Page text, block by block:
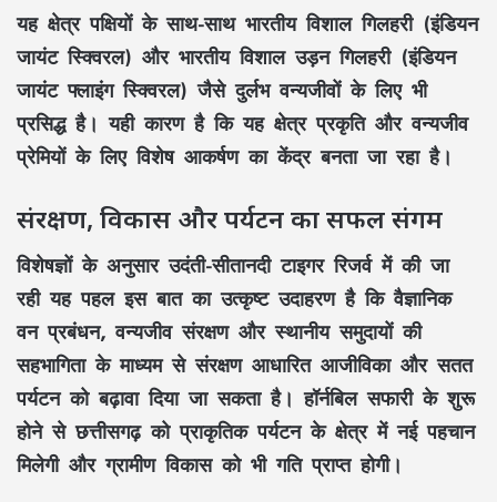
यह क्षेत्र पक्षियों के साथ-साथ भारतीय विशाल गिलहरी (इंडियन
जायंट स्क्विरल) और भारतीय विशाल उड़न गिलहरी (इंडियन
जायंट फ्लाइंग स्क्विरल) जैसे दुर्लभ वन्यजीवों के लिए भी
प्रसिद्ध है। यही कारण है कि यह क्षेत्रप्रकृति और वन्यजीव
प्रेमियोंके लिए विशेष आकर्षण का केंद्र बनता जा रहा है।
संरक्षण, विकास और पर्यटन का सफल संगम
विशेषज्ञों के अनुसारउदंती-सीतानदी टाइगर रिजर्वमें की जा
रही यह पहल इस बात का उत्कृष्ट उदाहरण है किवैज्ञानिक
वन प्रबंधन,वन्यजीव संरक्षणऔरस्थानीय समुदायों की
सहभागिताके माध्यम सेसंरक्षण आधारित आजीविकाऔरसतत
पर्यटनको बढ़ावा दिया जा सकता है।हॉर्नबिल सफारीके शुरू
होने से छत्तीसगढ़ कोप्राकृतिक पर्यटनके क्षेत्र में नई पहचान
मिलेगी औरग्रामीण विकासको भी गति प्राप्त होगी।